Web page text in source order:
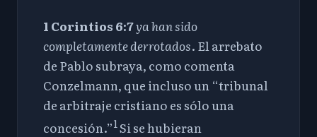
1 Corintios 6:7ya han sido
completamente derrotados. El arrebato
de Pablo subraya, como comenta
Conzelmann, que incluso un “tribunal
de arbitraje cristiano es sólo una
concesión.”1Si se hubieran